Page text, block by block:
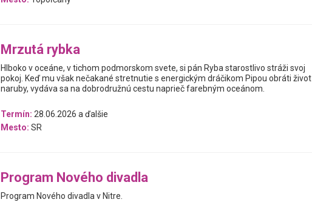
Mrzutá rybka
Hlboko v oceáne, v tichom podmorskom svete, si pán Ryba starostlivo stráži svoj
pokoj. Keď mu však nečakané stretnutie s energickým dráčikom Pipou obráti život
naruby, vydáva sa na dobrodružnú cestu naprieč farebným oceánom.
Termín: 28.06.2026 a ďalšie
Mesto: SR
Program Nového divadla
Program Nového divadla v Nitre.